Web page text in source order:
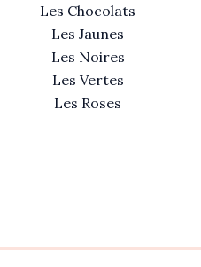
Les Chocolats
Les Jaunes
Les Noires
Les Vertes
Les Roses